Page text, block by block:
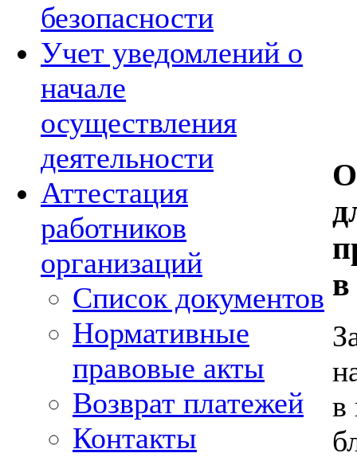
безопасности
Учет уведомлений о
начале
осуществления
деятельности
Аттестация
работников
организаций
Список документов
Нормативные
правовые акты
Возврат платежей
Контакты
в
в